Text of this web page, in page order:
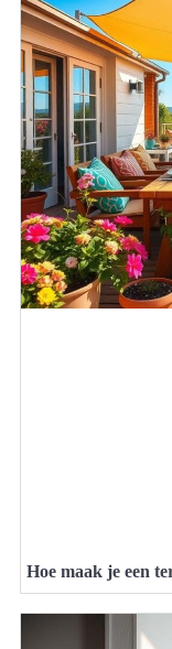
Hoe maak je een